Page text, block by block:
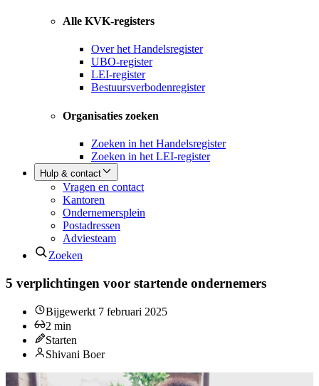
Alle KVK-registers
Over het Handelsregister
UBO-register
LEI-register
Bestuursverbodenregister
Organisaties zoeken
Zoeken in het Handelsregister
Zoeken in het LEI-register
Hulp & contact
Vragen en contact
Kantoren
Ondernemersplein
Postadressen
Adviesteam
Zoeken
5 verplichtingen voor startende ondernemers
Bijgewerkt 7 februari 2025
2 min
Starten
Shivani Boer